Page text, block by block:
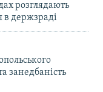
розглядають
в держзраді
занедбаність